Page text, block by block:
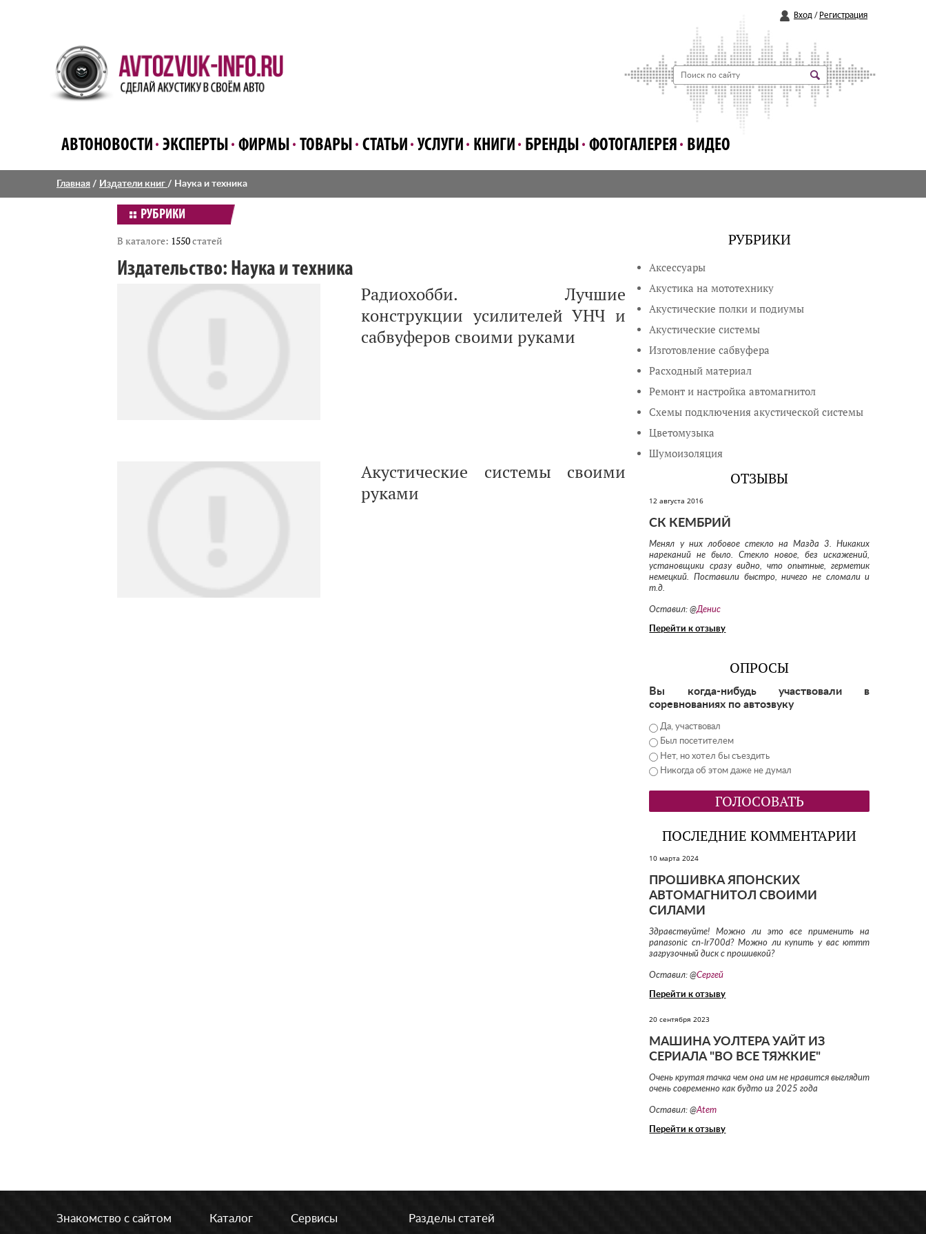
Вход / Регистрация
АВТОНОВОСТИ ЭКСПЕРТЫ ФИРМЫ ТОВАРЫ СТАТЬИ УСЛУГИ КНИГИ БРЕНДЫ ФОТОГАЛЕРЕЯ ВИДЕО
Главная / Издатели книг / Наука и техника
РУБРИКИ
В каталоге: 1550статей
Издательство: Наука и техника
Радиохобби. Лучшие
конструкции усилителей УНЧ и
сабвуферов своими руками
Акустические системы своими
руками
РУБРИКИ
Аксессуары
Акустика на мототехнику
Акустические полки и подиумы
Акустические системы
Изготовление сабвуфера
Расходный материал
Ремонт и настройка автомагнитол
Схемы подключения акустической системы
Цветомузыка
Шумоизоляция
ОТЗЫВЫ
12 августа 2016
СК КЕМБРИЙ
Менял у них лобовое стекло на Мазда 3. Никаких
нареканий не было. Стекло новое, без искажений,
установщики сразу видно, что опытные, герметик
немецкий. Поставили быстро, ничего не сломали и
т.д.
Оставил: @Денис
Перейти к отзыву
ОПРОСЫ
Вы когда-нибудь участвовали в
соревнованиях по автозвуку
Да, участвовал
Был посетителем
Нет, но хотел бы съездить
Никогда об этом даже не думал
ПОСЛЕДНИЕ КОММЕНТАРИИ
10 марта 2024
ПРОШИВКА ЯПОНСКИХ
АВТОМАГНИТОЛ СВОИМИ
СИЛАМИ
Здравствуйте! Можно ли это все применить на
panasonic cn-lr700d? Можно ли купить у вас юттт
загрузочный диск с прошивкой?
Оставил: @Сергей
Перейти к отзыву
20 сентября 2023
МАШИНА УОЛТЕРА УАЙТ ИЗ
СЕРИАЛА "ВО ВСЕ ТЯЖКИЕ"
Очень крутая тачка чем она им не нравится выглядит
очень современно как будто из 2025 года
Оставил: @Atem
Перейти к отзыву
Знакомство с сайтом Каталог Сервисы Разделы статей